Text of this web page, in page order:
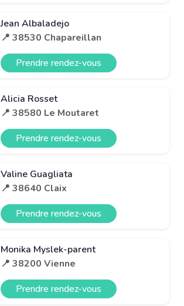
Jean Albaladejo
📍 38530 Chapareillan
Prendre rendez-vous
Alicia Rosset
📍 38580 Le Moutaret
Prendre rendez-vous
Valine Guagliata
📍 38640 Claix
Prendre rendez-vous
Monika Myslek-parent
📍 38200 Vienne
Prendre rendez-vous